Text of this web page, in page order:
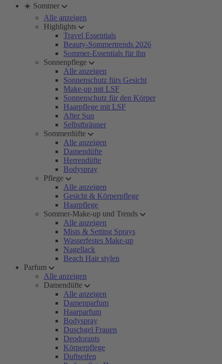
☀️ Sommer
Alle anzeigen
Highlights
Travel Essentials
Beauty-Sommertrends 2026
Sommer-Essentials für ihn
Sonnenpflege
Alle anzeigen
Sonnenschutz fürs Gesicht
Make-up mit LSF
Sonnenschutz für den Körper
Haarpflege mit LSF
After Sun
Selbstbräuner
Sommerdüfte
Alle anzeigen
Damendüfte
Herrendüfte
Bodyspray
Pflege
Alle anzeigen
Gesicht & Körperpflege
Haarpflege
Sommer-Make-up und Trends
Alle anzeigen
Mists & Setting Sprays
Wasserfestes Make-up
Nagellack
Beach Hair stylen
Parfum
Alle anzeigen
Damendüfte
Alle anzeigen
Damenparfum
Haarparfum
Bodyspray
Duschgel Frauen
Deodorants
Körperpflege
Duftseifen